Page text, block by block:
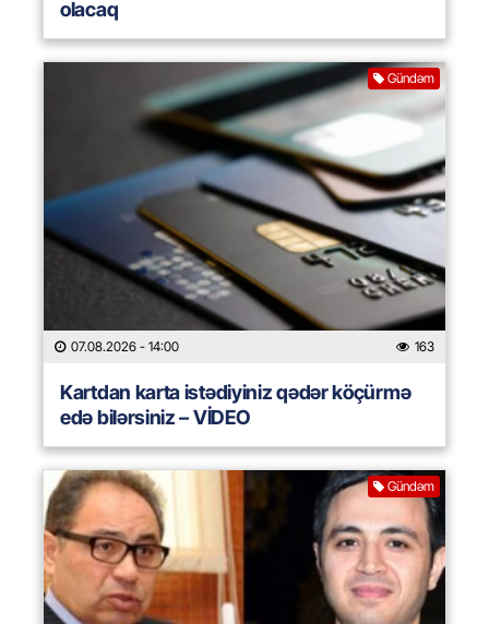
olacaq
Gündəm
07.08.2026 - 14:00 163
Kartdan karta istədiyiniz qədər köçürmə
edə bilərsiniz – VİDEO
Gündəm